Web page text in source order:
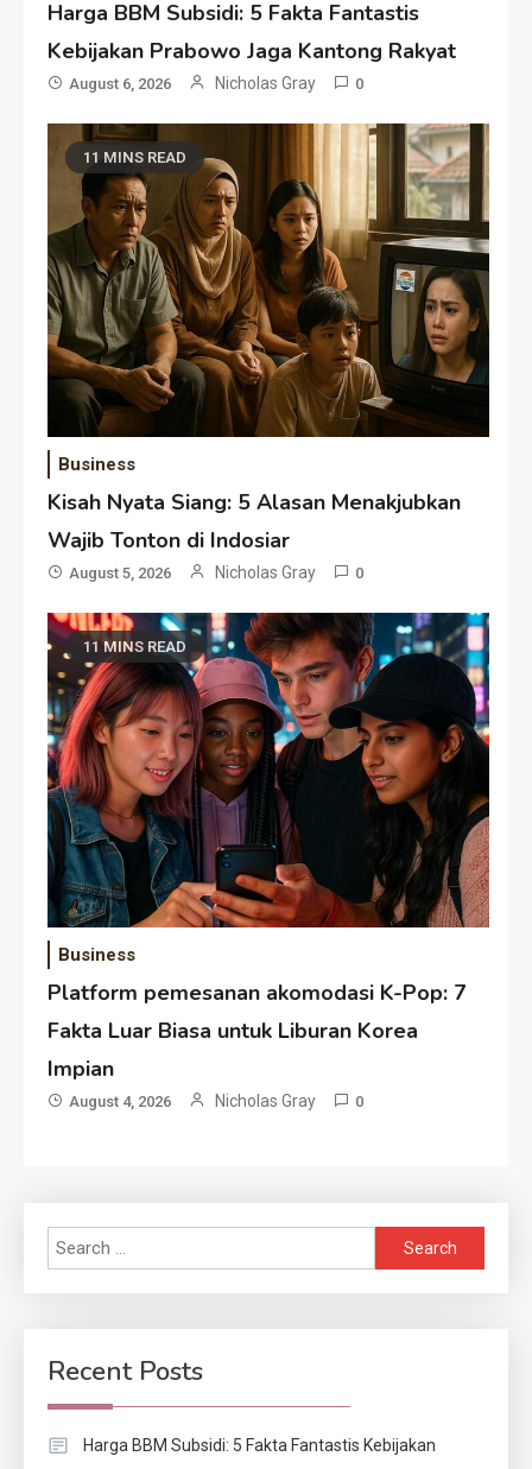
Harga BBM Subsidi: 5 Fakta Fantastis
Kebijakan Prabowo Jaga Kantong Rakyat
August 6, 2026 Nicholas Gray 0
11 MINS READ
Business
Kisah Nyata Siang: 5 Alasan Menakjubkan
Wajib Tonton di Indosiar
August 5, 2026 Nicholas Gray 0
11 MINS READ
Business
Platform pemesanan akomodasi K-Pop: 7
Fakta Luar Biasa untuk Liburan Korea
Impian
August 4, 2026 Nicholas Gray 0
Search
for:
Recent Posts
Harga BBM Subsidi: 5 Fakta Fantastis Kebijakan